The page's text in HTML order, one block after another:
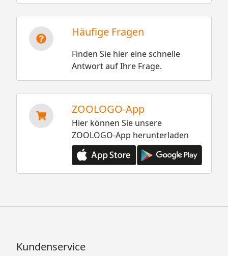
Häufige Fragen
Finden Sie hier eine schnelle
Antwort auf Ihre Frage.
ZOOLOGO-App
Hier können Sie unsere
ZOOLOGO-App herunterladen
Kundenservice